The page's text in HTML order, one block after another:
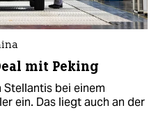
mit Peking
Stellantis bei einem
ein. Das liegt auch an der